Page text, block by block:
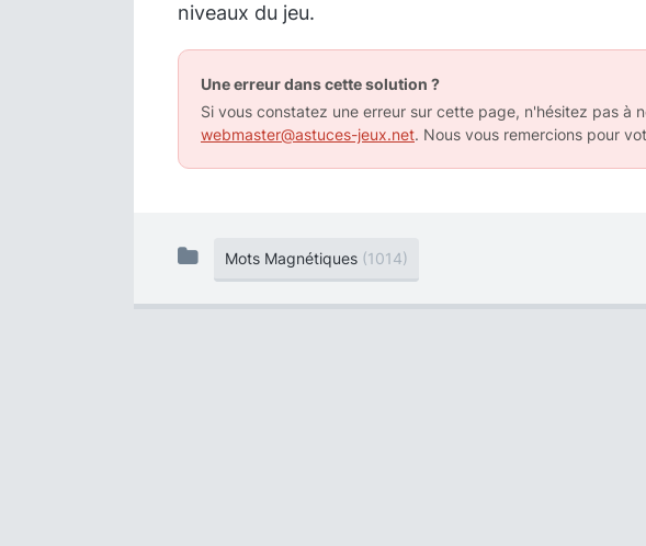
niveaux du jeu.
Une erreur dans cette solution ?
Si vous constatez une erreur sur cette page, n'hésitez pas à
webmaster@astuces-jeux.net. Nous vous remercions pour
Mots Magnétiques (1014)